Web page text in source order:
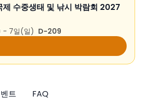
제 수중생태 및 낚시 박람회 2027
- 7일(일) D-209
트 FAQ